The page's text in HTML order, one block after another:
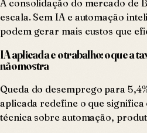
A consolidação do mercado de
escala. Sem IA e automação
podem gerar mais custos que
IA aplicada e o trabalho: o que a
não mostra
Queda do desemprego para
aplicada redefine o que
técnica sobre automação,